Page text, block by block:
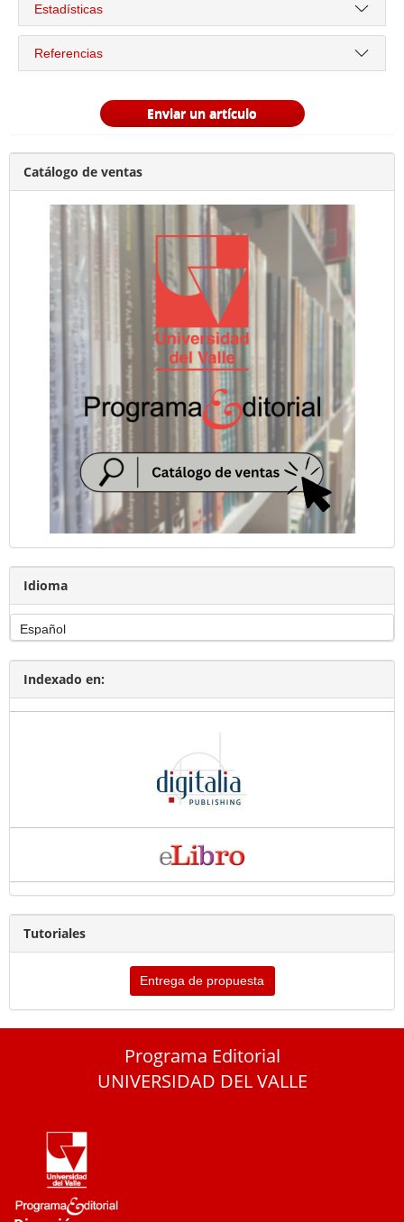
Estadísticas
Referencias
Enviar un artículo
Catálogo de ventas
Idioma
Indexado en:
Tutoriales
Entrega de propuesta
Programa Editorial
UNIVERSIDAD DEL VALLE